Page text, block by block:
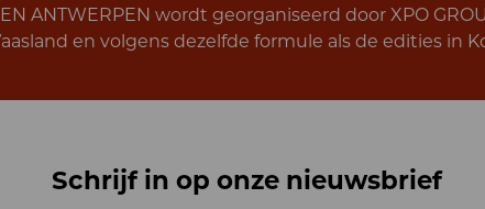
ANTWERPEN wordt georganiseerd door XPO
en volgens dezelfde formule als de edities in
Schrijf in op onze nieuwsbrief